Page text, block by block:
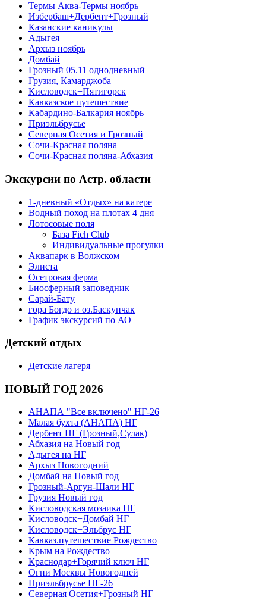
Термы Аква-Термы ноябрь
Избербаш+Дербент+Грозный
Казанские каникулы
Адыгея
Архыз ноябрь
Домбай
Грозный 05.11 однодневный
Грузия, Камарджоба
Кисловодск+Пятигорск
Кавказское путешествие
Кабардино-Балкария ноябрь
Приэльбрусье
Северная Осетия и Грозный
Сочи-Красная поляна
Сочи-Красная поляна-Абхазия
Экскурсии по Астр. области
1-дневный «Отдых» на катере
Водный поход на плотах 4 дня
Лотосовые поля
База Fich Club
Индивидуальные прогулки
Аквапарк в Волжском
Элиста
Осетровая ферма
Биосферный заповедник
Сарай-Бату
гора Богдо и оз.Баскунчак
График экскурсий по АО
Детский отдых
Детские лагеря
НОВЫЙ ГОД 2026
АНАПА "Все включено" НГ-26
Малая бухта (АНАПА) НГ
Дербент НГ (Грозный,Сулак)
Абхазия на Новый год
Адыгея на НГ
Архыз Новогодний
Домбай на Новый год
Грозный-Аргун-Шали НГ
Грузия Новый год
Кисловодская мозаика НГ
Кисловодск+Домбай НГ
Кисловодск+Эльбрус НГ
Кавказ.путешествие Рождество
Крым на Рождество
Краснодар+Горячий ключ НГ
Огни Москвы Новогодней
Приэльбрусье НГ-26
Северная Осетия+Грозный НГ